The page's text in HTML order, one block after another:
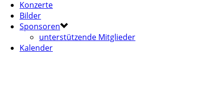
Konzerte
Bilder
Sponsoren
unterstützende Mitglieder
Kalender